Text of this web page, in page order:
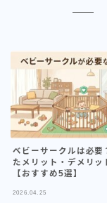
ベビーサークルは必要
たメリット・デメリッ
【おすすめ5選】
2026.04.25